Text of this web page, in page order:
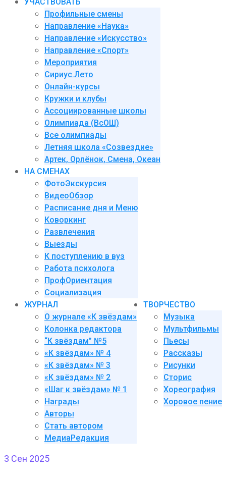
Профильные смены
Направление «Наука»
Направление «Искусство»
Направление «Спорт»
Мероприятия
Сириус.Лето
Онлайн-курсы
Кружки и клубы
Ассоциированные школы
Олимпиада (ВсОШ)
Все олимпиады
Летняя школа «Созвездие»
Артек, Орлёнок, Смена, Океан
НА СМЕНАХ
ФотоЭкскурсия
ВидеоОбзор
Расписание дня и Меню
Коворкинг
Развлечения
Выезды
К поступлению в вуз
Работа психолога
ПрофОриентация
Социализация
ЖУРНАЛ
О журнале «К звёздам»
Колонка редактора
“К звёздам” №5
«К звёздам» № 4
«К звёздам» № 3
«К звёздам» № 2
«Шаг к звёздам» № 1
Награды
Авторы
Стать автором
МедиаРедакция
ТВОРЧЕСТВО
Музыка
Мультфильмы
Пьесы
Рассказы
Рисунки
Сторис
Хореография
Хоровое пение
3 Сен 2025